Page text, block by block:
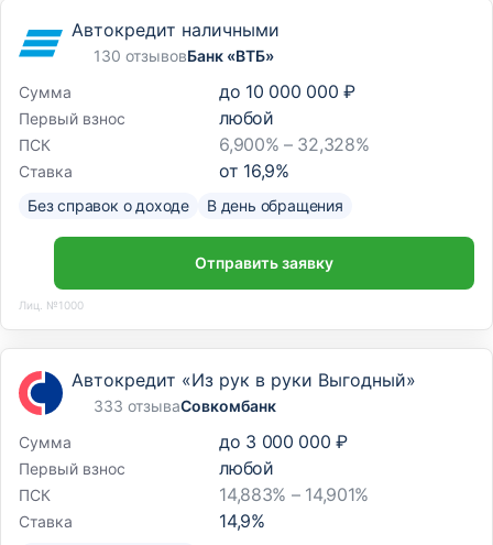
Автокредит наличными
130 отзывовБанк «ВТБ»
Сумма
до 10 000 000 ₽
Первый взнос любой
ПСК 6,900% – 32,328%
Ставка от 16,9%
Без справок о доходе В день обращения
Отправить заявку
Лиц. №1000
Автокредит «Из рук в руки Выгодный»
333 отзываСовкомбанк
Сумма
до 3 000 000 ₽
Первый взнос любой
ПСК 14,883% – 14,901%
Ставка 14,9%